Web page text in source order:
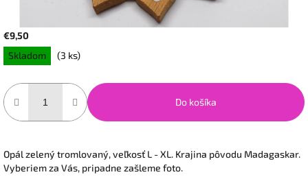
€9,50
Jednotková
cena:
Skladom (3 ks)
Do košíka
Opál zelený tromlovaný, veľkosť L - XL. Krajina pôvodu Madagaskar.
Vyberiem za Vás, pripadne zašleme foto.